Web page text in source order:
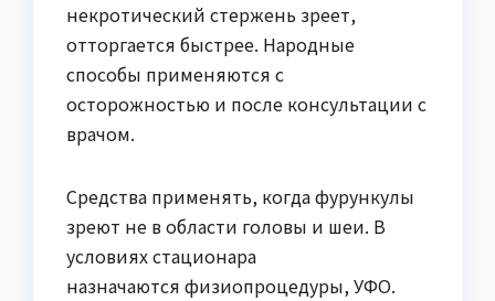
некротический стержень зреет,
отторгается быстрее. Народные
способы применяются с
осторожностью и после консультации с
врачом.
Средства применять, когда фурункулы
зреют не в области головы и шеи. В
условиях стационара
назначаются физиопроцедуры, УФО.